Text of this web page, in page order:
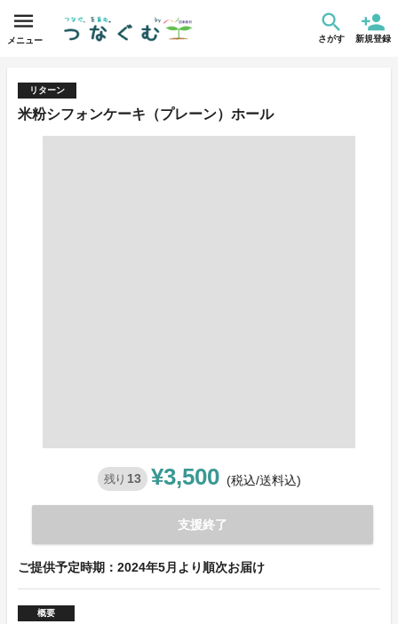
メニュー さがす 新規登録
リターン
米粉シフォンケーキ（プレーン）ホール
残り 13 ¥3,500 (税込/送料込)
支援終了
ご提供予定時期：2024年5月より順次お届け
概要